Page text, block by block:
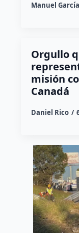
Manuel García
Orgullo
misión
Canadá
Daniel Rico